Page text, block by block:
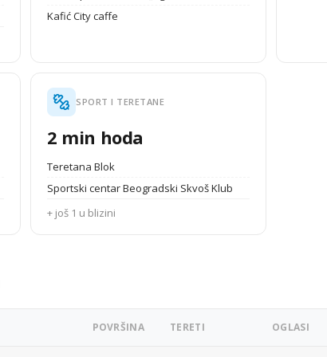
Kafić City caffe
SPORT I TERETANE
2 min hoda
Teretana Blok
Sportski centar Beogradski Skvoš Klub
+ još 1 u blizini
POVRŠINA TERETI OGLASI